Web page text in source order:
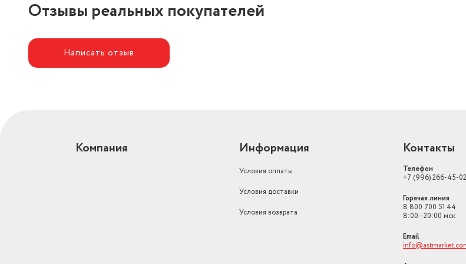
Отзывы реальных покупателей
Написать отзыв
Компания Информация
Условия оплаты
Условия доставки
Условия возврата
Контакты
Телефон
+7 (996) 266-45-02
Горячая линия
8 800 700 51 44
8:00 - 20:00 мск
Email